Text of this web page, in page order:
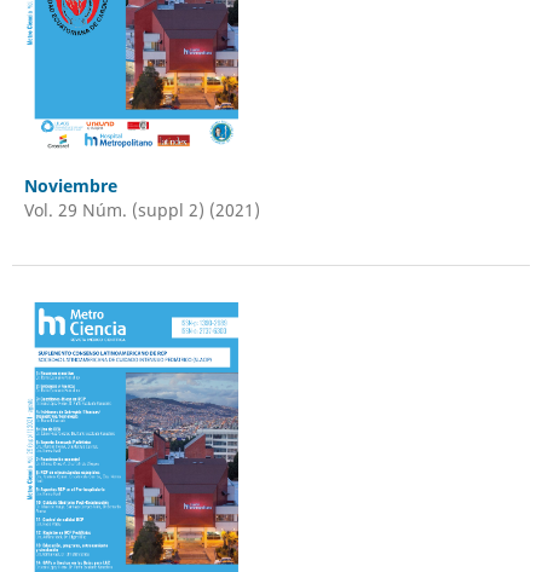
Noviembre
Vol. 29 Núm. (suppl 2) (2021)